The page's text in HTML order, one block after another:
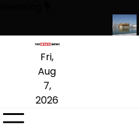
content
Fri,
Aug
7,
2026